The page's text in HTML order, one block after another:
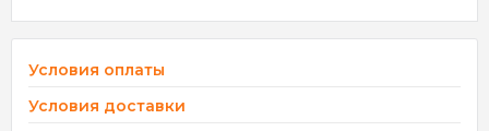
Условия оплаты
Условия доставки